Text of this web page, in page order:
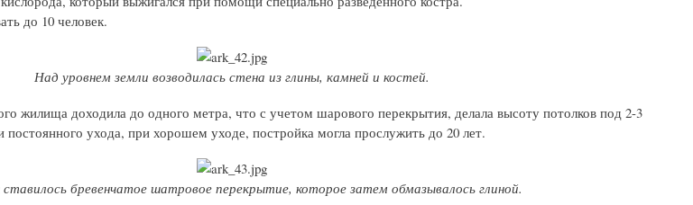
до 10 человек.
Над уровнем земли возводилась стена из глины, камней и костей.
жилища доходила до одного метра, что с учетом шарового перекрытия, делала высоту потолков под 2-3
ухода, при хорошем уходе, постройка могла прослужить до 20 лет.
бревенчатое шатровое перекрытие, которое затем обмазывалось глиной.